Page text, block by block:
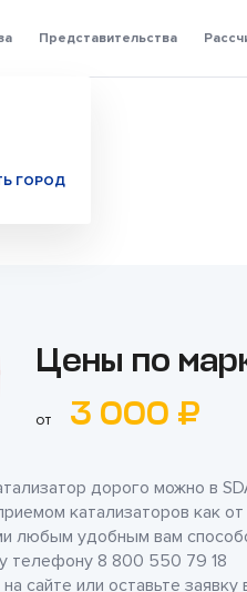
ГОРОД
Представительства
Цены по
от 3 000 ₽
дорого можно в
катализаторов как
любым удобным вам
телефону 8 800 550 79 18
сайте или оставьте